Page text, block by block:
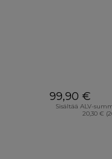
99,90 €
Sisältää ALV-
20,30 €